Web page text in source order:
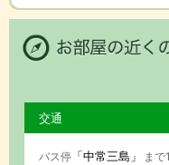
交通
バス停「中常三島」
まで